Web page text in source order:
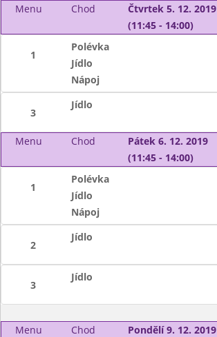
Menu Chod
Čtvrtek 5. 12. 2019
(11:45 - 14:00)
1
Polévka
Jídlo
Nápoj
3
Jídlo
Menu Chod
Pátek 6. 12. 2019
(11:45 - 14:00)
1
Polévka
Jídlo
Nápoj
2
Jídlo
3
Jídlo
Menu Chod
Pondělí 9. 12. 2019